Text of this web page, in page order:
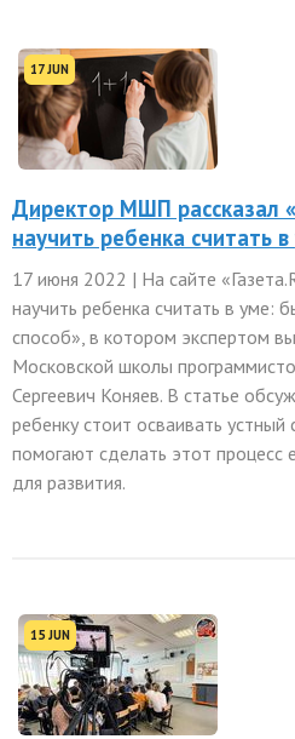
17 JUN
Директор МШП рассказал
научить ребенка считать
17 июня 2022 | На сайте
научить ребенка считать в уме:
способ», в котором экспертом
Московской школы
Сергеевич Коняев. В статье
ребенку стоит осваивать
помогают сделать этот процесс
для развития.
15 JUN